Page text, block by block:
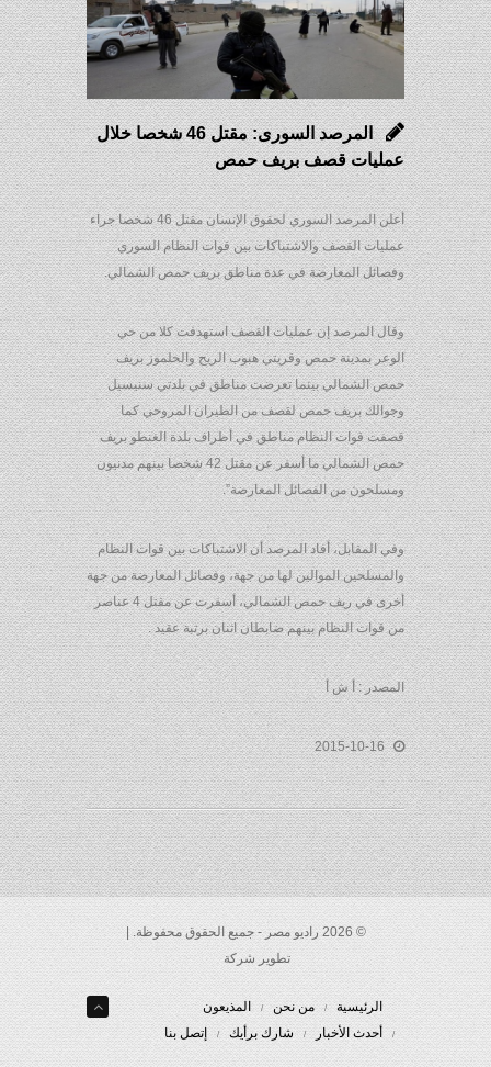
المرصد السورى: مقتل 46 شخصا خلال
عمليات قصف بريف حمص
أعلن المرصد السوري لحقوق الإنسان مقتل 46 شخصا جراء
عمليات القصف والاشتباكات بين قوات النظام السوري
وفصائل المعارضة في عدة مناطق بريف حمص الشمالي.
وقال المرصد إن عمليات القصف استهدفت كلا من حي
الوعر بمدينة حمص وقريتي هبوب الريح والحلموز بريف
حمص الشمالي بينما تعرضت مناطق في بلدتي سنيسيل
وجوالك بريف حمص لقصف من الطيران المروحي كما
قصفت قوات النظام مناطق في أطراف بلدة الغنطو بريف
حمص الشمالي ما أسفر عن مقتل 42 شخصا بينهم مدنيون
ومسلحون من الفصائل المعارضة”.
وفي المقابل، أفاد المرصد أن الاشتباكات بين قوات النظام
والمسلحين الموالين لها من جهة، وفصائل المعارضة من جهة
أخرى في ريف حمص الشمالي، أسفرت عن مقتل 4 عناصر
من قوات النظام بينهم ضابطان اثنان برتبة عقيد .
المصدر : أ ش أ
2015-10-16
© 2026 راديو مصر - جميع الحقوق محفوظة. |
تطوير شركة
الرئيسية من نحن
المذيعون
أحدث الأخبار
شارك برأيك إتصل بنا